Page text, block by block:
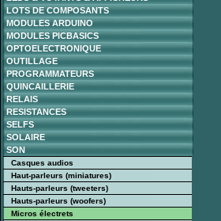
LOTS DE COMPOSANTS
MODULES ARDUINO
MODULES PICBASICS
OPTOELECTRONIQUE
OUTILLAGE
PROGRAMMATEURS
QUINCAILLERIE
RELAIS
RESISTANCES
SELFS
SOLAIRE
SON
Casques audios
Haut-parleurs (miniatures)
Hauts-parleurs (tweeters)
Hauts-parleurs (woofers)
Micros électrets